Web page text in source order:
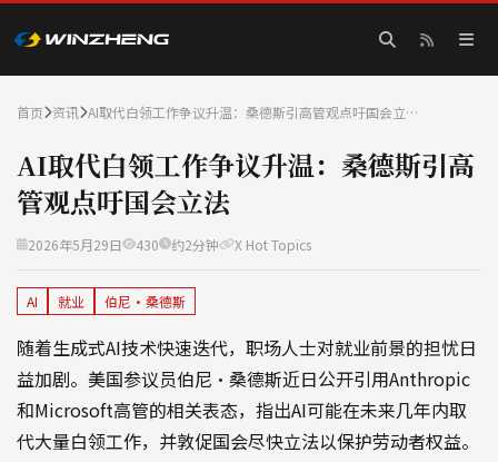
首页 资讯 AI取代白领工作争议升温：桑德斯引高管观点吁国会立…
AI取代白领工作争议升温：桑德斯引高
管观点吁国会立法
2026年5月29日 430 约2分钟 X Hot Topics
AI 就业 伯尼·桑德斯
随着生成式AI技术快速迭代，职场人士对就业前景的担忧日
益加剧。美国参议员伯尼·桑德斯近日公开引用Anthropic
和Microsoft高管的相关表态，指出AI可能在未来几年内取
代大量白领工作，并敦促国会尽快立法以保护劳动者权益。